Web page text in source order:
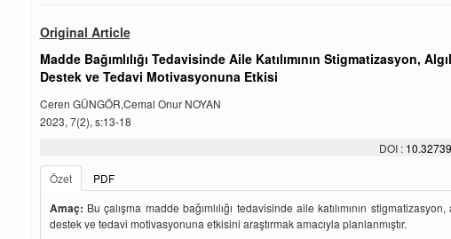
Original Article
Madde Bağımlılığı Tedavisinde Aile Katılımının Stigmatizasyon,
Destek ve Tedavi Motivasyonuna Etkisi
Ceren GÜNGÖR,Cemal Onur NOYAN
2023, 7(2), s:13-18
DOI :
Özet
PDF
Amaç: Bu çalışma madde bağımlılığı tedavisinde aile katılımının
destek ve tedavi motivasyonuna etkisini araştırmak amacıyla planlanmıştır.